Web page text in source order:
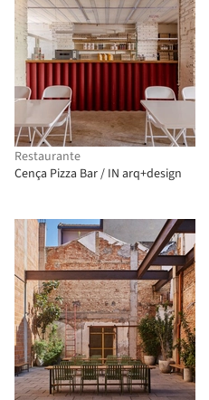
Restaurante
Cença Pizza Bar / IN arq+design